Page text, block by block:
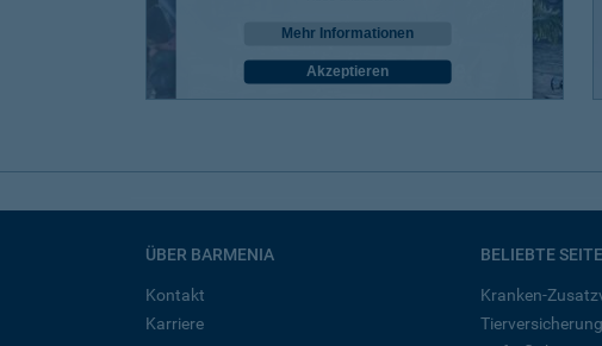
Mehr Informationen
Akzeptieren
powered byUsercentrics Consent Management Platform
ÜBER BARMENIA
Kontakt
Karriere
BELIEBTE
Kranken-